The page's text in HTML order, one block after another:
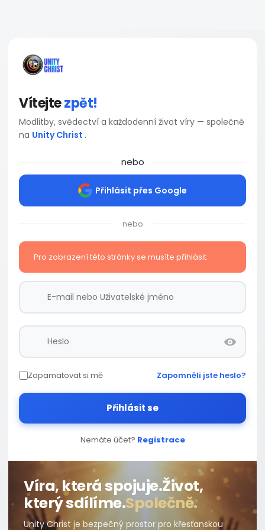
Vítejtezpět!
Modlitby, svědectví a každodenní život víry — společně
na Unity Christ .
nebo
Přihlásit přes Google
nebo
Pro zobrazení této stránky se musíte přihlásit
Zapamatovat si mě Zapomněli jste heslo?
Přihlásit se
Nemáte účet? Registrace
Víra, která spojuje.Život,
který sdílíme.Společně.
Unity Christ je bezpečný prostor pro křesťanskou